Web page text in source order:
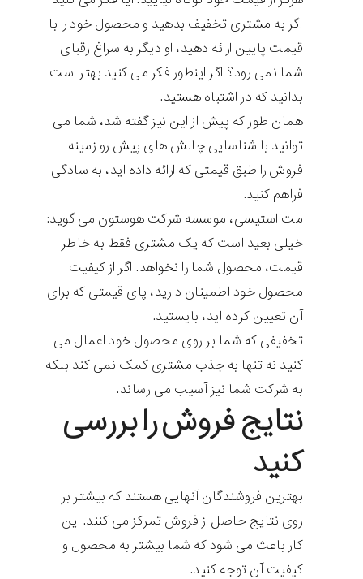
اگر به مشتری تخفیف بدهید و محصول خود را با
قیمت پایین ارائه دهید، او دیگر به سراغ رقبای
شما نمی رود؟ اگر اینطور فکر می کنید بهتر است
بدانید که در اشتباه هستید.
همان طور که پیش از این نیز گفته شد، شما می
توانید با شناسایی چالش های پیش رو زمینه
فروش را طبق قیمتی که ارائه داده اید، به سادگی
فراهم کنید.
مت استیسی، موسسه شرکت هوستون می گوید:
خیلی بعید است که یک مشتری فقط به خاطر
قیمت، محصول شما را نخواهد. اگر از کیفیت
محصول خود اطمینان دارید، پای قیمتی که برای
آن تعیین کرده اید، بایستید.
تخفیفی که شما بر روی محصول خود اعمال می
کنید نه تنها به جذب مشتری کمک نمی کند بلکه
به شرکت شما نیز آسیب می رساند.
نتایج فروش را بررسی
کنید
بهترین فروشندگان آنهایی هستند که بیشتر بر
روی نتایج حاصل از فروش تمرکز می کنند. این
کار باعث می شود که شما بیشتر به محصول و
کیفیت آن توجه کنید.